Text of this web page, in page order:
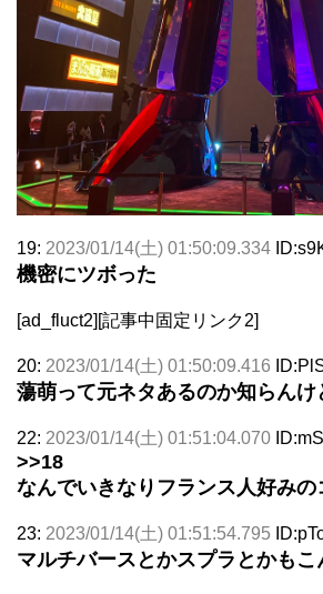
19: 2023/01/14(土) 01:50:09.334
機密にツボった
[ad_fluct2][記事中固定リンク2]
20: 2023/01/14(土) 01:50:09.416
蕩萌って元ネタあるのか知らん
22: 2023/01/14(土) 01:51:04.070
>>18
なんでいきなりフランス人好みの
23: 2023/01/14(土) 01:51:54.795
マルチバースとかスプラとかもこ